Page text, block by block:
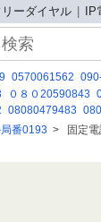
リーダイヤル
0570061562
０８０20590843
08080479483
08029309461
番0193 > 固定